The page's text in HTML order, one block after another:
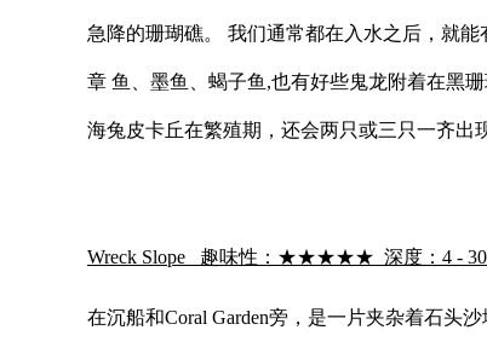
急降的珊瑚礁。 我们通常都在入水之后，就
章 鱼、墨鱼、蝎子鱼,也有好些鬼龙附着在黑
海兔皮卡丘在繁殖期，还会两只或三只一齐出
Wreck Slope 趣味性：★★★★★ 深度：4 -
在沉船和Coral Garden旁，是一片夹杂着石头